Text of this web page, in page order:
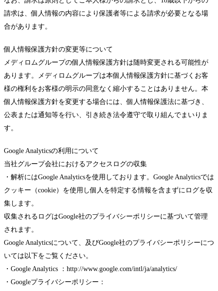
請求は、個人情報の内容により保護者等による請求が必要となる場
合があります。
個人情報保護方針の変更等について
メディロムグループの個人情報保護方針は随時変更される可能性が
あります。メディロムグループは本個人情報保護方針に基づくお客
様の権利をお客様の明示の同意なく縮小することはありません。本
個人情報保護方針を変更する場合には、個人情報保護法に基づき、
公表または通知等を行い、引き続き法令遵守で取り組んでまいりま
す。
Google Analyticsの利用について
当社グループ会社におけるアクセスログの収集
・解析にはGoogle Analyticsを使用しております。Google Analyticsでは
クッキー（cookie）を使用し個人を特定する情報を含まずにログを収
集します。
収集されるログはGoogle社のプライバシーポリシーに基づいて管理
されます。
Google Analyticsについて、及びGoogle社のプライバシーポリシーにつ
いては以下をご覧ください。
・Google Analytics ：http://www.google.com/intl/ja/analytics/
・Googleプライバシーポリシー：